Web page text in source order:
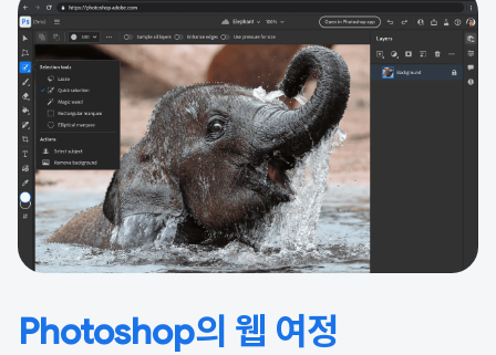
Photoshop의 웹 여정